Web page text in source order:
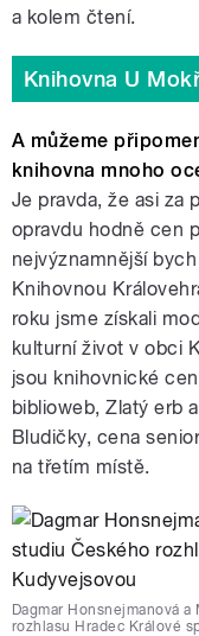
a kolem čtení.
Knihovna U
A můžeme
knihovna mnoho
Je pravda, že asi za
opravdu hodně cen
nejvýznamnější
Knihovnou
roku jsme získali
kulturní život v obci
jsou knihovnické
biblioweb, Zlatý erb
Bludičky, cena
na třetím místě.
Dagmar Honsnejmanová
rozhlasu Hradec Králové